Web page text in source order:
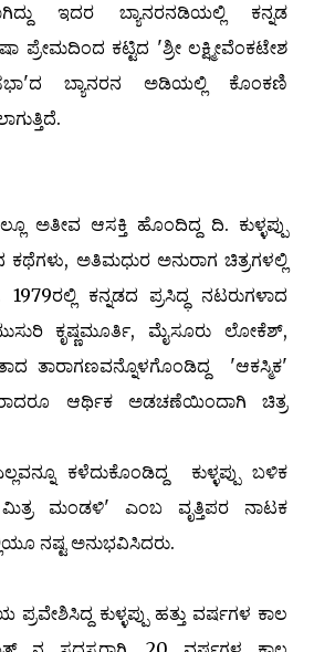
ಇದರ ಬ್ಯಾನರನಡಿಯಲ್ಲಿ ಕನ್ನಡ
ಪ್ರೇಮದಿಂದ ಕಟ್ಟಿದ 'ಶ್ರೀ ಲಕ್ಷ್ಮೀವೆಂಕಟೇಶ
ಬ್ಯಾನರನ ಅಡಿಯಲ್ಲಿ ಕೊಂಕಣಿ
ಆಸಕ್ತಿ ಹೊಂದಿದ್ದ ದಿ. ಕುಳ್ಳಪ್ಪು
ಅತಿಮಧುರ ಅನುರಾಗ ಚಿತ್ರಗಳಲ್ಲಿ
1979ರಲ್ಲಿ ಕನ್ನಡದ ಪ್ರಸಿದ್ಧ ನಟರುಗಳಾದ
ಕೃಷ್ಣಮೂರ್ತಿ, ಮೈಸೂರು ಲೋಕೆಶ್,
ತಾರಾಗಣವನ್ನೊಳಗೊಂಡಿದ್ದ 'ಆಕಸ್ಮಿಕ'
ಆರ್ಥಿಕ ಅಡಚಣೆಯಿಂದಾಗಿ ಚಿತ್ರ
ಕಳೆದುಕೊಂಡಿದ್ದ ಕುಳ್ಳಪ್ಪು ಬಳಿಕ
ಮಿತ್ರ ಮಂಡಳಿ' ಎಂಬ ವೃತ್ತಿಪರ ನಾಟಕ
ನಷ್ಟ ಅನುಭವಿಸಿದರು.
ಕುಳ್ಳಪ್ಪು ಹತ್ತು ವರ್ಷಗಳ ಕಾಲ